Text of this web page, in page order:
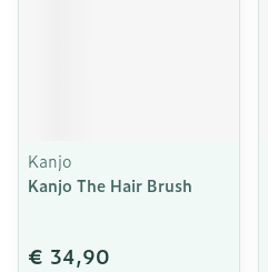
Kanjo
Kanjo The Hair Brush
€ 34,90